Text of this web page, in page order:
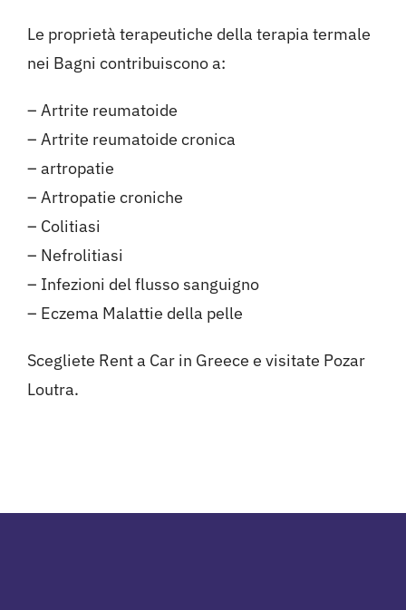
Le proprietà terapeutiche della terapia termale
nei Bagni contribuiscono a:
– Artrite reumatoide
– Artrite reumatoide cronica
– artropatie
– Artropatie croniche
– Colitiasi
– Nefrolitiasi
– Infezioni del flusso sanguigno
– Eczema Malattie della pelle
Scegliete Rent a Car in Greece e visitate Pozar
Loutra.